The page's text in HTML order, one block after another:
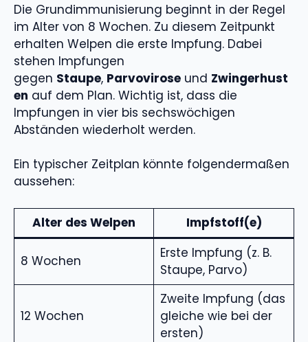
Die Grundimmunisierung beginnt in der Regel
im Alter von 8 Wochen. Zu diesem Zeitpunkt
erhalten Welpen die erste Impfung. Dabei
stehen Impfungen
gegen Staupe, Parvovirose und Zwingerhust
en auf dem Plan. Wichtig ist, dass die
Impfungen in vier bis sechswöchigen
Abständen wiederholt werden.
Ein typischer Zeitplan könnte folgendermaßen
aussehen:
Alter des Welpen Impfstoff(e)
8 Wochen
Erste Impfung (z. B.
Staupe, Parvo)
12 Wochen
Zweite Impfung (das
gleiche wie bei der
ersten)